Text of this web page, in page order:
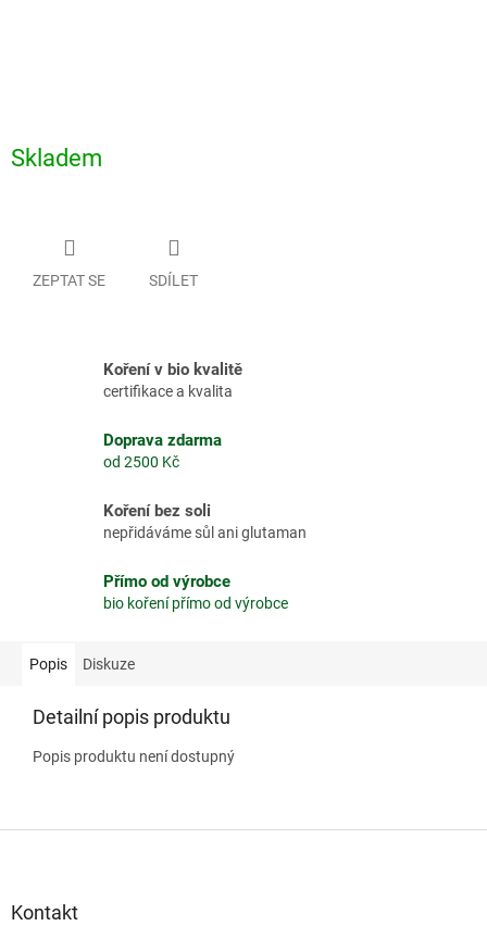
Skladem
ZEPTAT SE SDÍLET
Koření v bio kvalitě
certifikace a kvalita
Doprava zdarma
od 2500 Kč
Koření bez soli
nepřidáváme sůl ani glutaman
Přímo od výrobce
bio koření přímo od výrobce
Popis Diskuze
Detailní popis produktu
Popis produktu není dostupný
Kontakt